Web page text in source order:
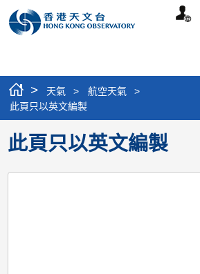
個
> 天氣 > 航空天氣
>
此頁只以英文編製
此頁只以英文編製